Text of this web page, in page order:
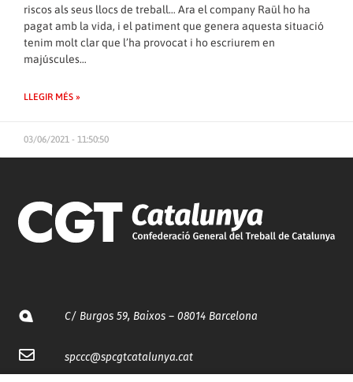
riscos als seus llocs de treball… Ara el company Raül ho ha
pagat amb la vida, i el patiment que genera aquesta situació
tenim molt clar que l’ha provocat i ho escriurem en
majúscules…
LLEGIR MÉS »
03/06/2021 - 11:50:50
C/ Burgos 59, Baixos – 08014 Barcelona
spccc@spcgtcatalunya.cat